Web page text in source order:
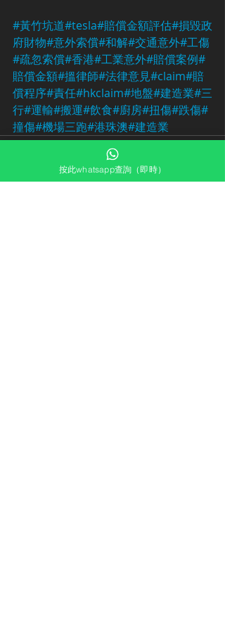
#黃竹坑道#tesla#賠償金額評估#損毀政
府財物#意外索償#和解#交通意外#工傷
#疏忽索償#香港#工業意外#賠償案例#
賠償金額#搵律師#法律意見#claim#賠
償程序#責任#hkclaim#地盤#建造業#三
行#運輸#搬運#飲食#廚房#扭傷#跌傷#
撞傷#機場三跑#港珠澳#建造業
按此whatsapp查詢（即時）